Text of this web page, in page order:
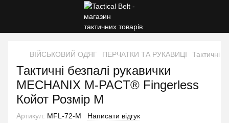
ВІЙСЬКОВИЙ ОДЯГ ПЕРЧАТКИ ТА РУКАВИЦІ Тактичні
Тактичні безпалі рукавички
MECHANIX M-PACT® Fingerless
Койот Розмір M
Артикул: MFL-72-M Написати відгук